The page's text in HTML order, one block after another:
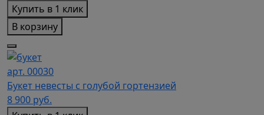
Купить в 1 клик
В корзину
арт. 00030
Букет невесты с голубой гортензией
8 900 руб.